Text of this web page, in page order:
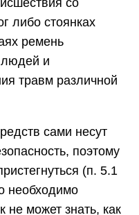
со
либо стоянках
ремень
людей и
травм различной
сами несут
поэтому
(п. 5.1
необходимо
не может знать, как